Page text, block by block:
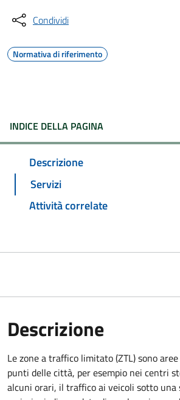
Condividi
Normativa di riferimento
INDICE DELLA PAGINA
Descrizione
Servizi
Attività correlate
Descrizione
Le zone a traffico limitato (ZTL) sono
punti delle città, per esempio nei centri
alcuni orari, il traffico ai veicoli sotto una